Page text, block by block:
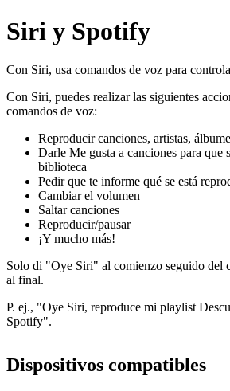
Siri y Spotify
Con Siri, usa comandos de voz para
Con Siri, puedes realizar las siguientes
comandos de voz:
Reproducir canciones, artistas,
Darle Me gusta a canciones para que
biblioteca
Pedir que te informe qué se está
Cambiar el volumen
Saltar canciones
Reproducir/pausar
¡Y mucho más!
Solo di "Oye Siri" al comienzo seguido del
al final.
P. ej., "Oye Siri, reproduce mi playlist
Spotify".
Dispositivos compatibles